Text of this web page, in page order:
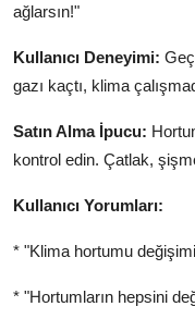
ağlarsın!"
Kullanıcı Deneyimi:
gazı kaçtı, klima
Satın Alma İpucu:
kontrol edin. Çatlak,
Kullanıcı Yorumları:
* "Klima hortumu
* "Hortumların hepsini